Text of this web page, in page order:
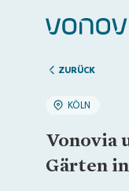
Zuhause finden
Mein Zuhause
ZURÜCK
KÖLN
Vonovia
Gärten